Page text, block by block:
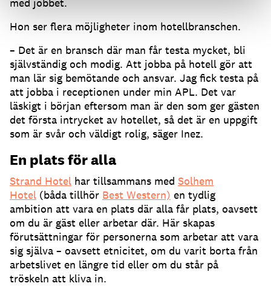
Hon ser flera möjligheter inom hotellbranschen.
– Det är en bransch där man får testa mycket, bli
självständig och modig. Att jobba på hotell gör att
man lär sig bemötande och ansvar. Jag fick testa på
att jobba i receptionen under min APL. Det var
läskigt i början eftersom man är den som ger gästen
det första intrycket av hotellet, så det är en uppgift
som är svår och väldigt rolig, säger Inez.
En plats för alla
Strand Hotel har tillsammans med Solhem
Hotel (båda tillhör Best Western) en tydlig
ambition att vara en plats där alla får plats, oavsett
om du är gäst eller arbetar där. Här skapas
förutsättningar för personerna som arbetar att vara
sig själva – oavsett etnicitet, om du varit borta från
arbetslivet en längre tid eller om du står på
tröskeln att kliva in.